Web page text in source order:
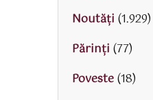
Noutăți (1.929)
Părinţi (77)
Poveste(18)